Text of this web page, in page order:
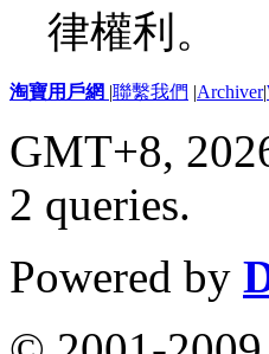
律權利。
淘寶用戶網 |聯繫我們 |Archiver|
GMT+8,
2 queries.
Powered by